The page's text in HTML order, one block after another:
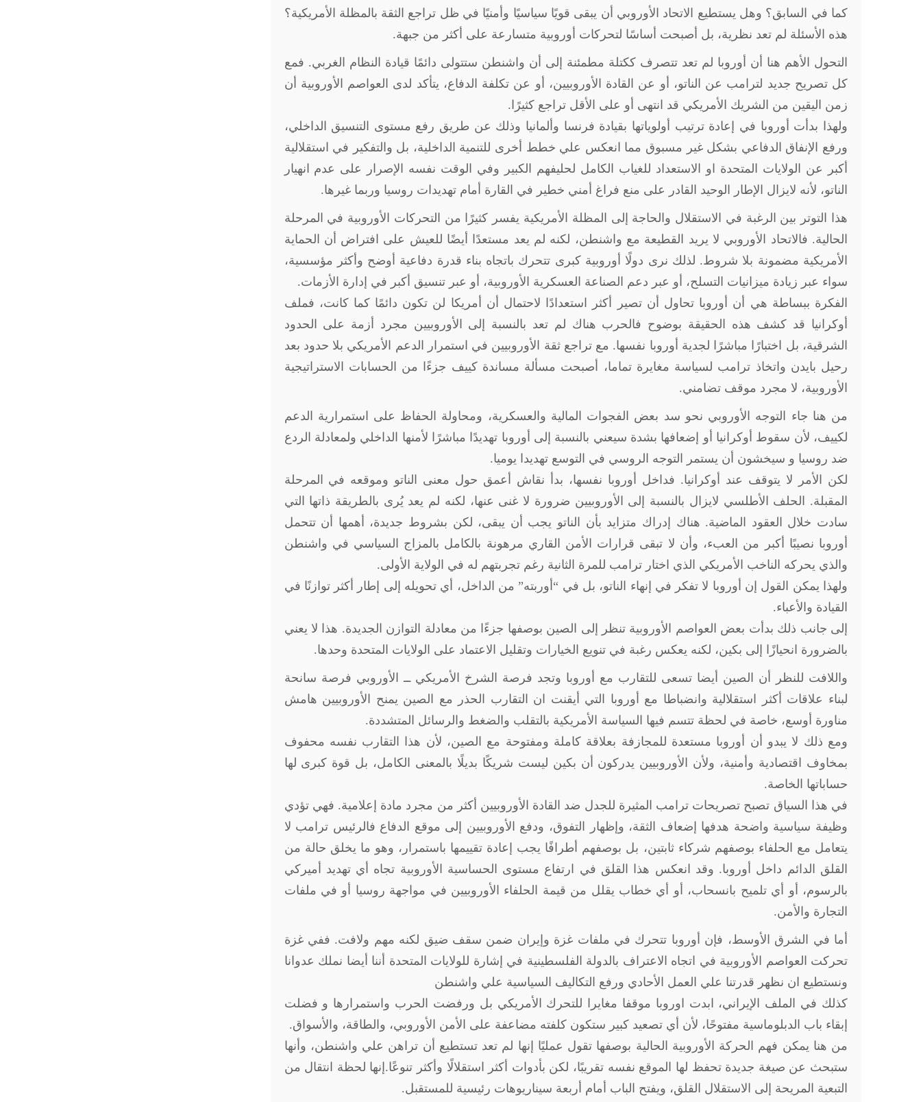
كما في السابق؟ وهل يستطيع الاتحاد الأوروبي أن يبقى قويًا سياسيًا وأمنيًا في ظل تراجع الثقة بالمظلة الأمريكية؟
هذه الأسئلة لم تعد نظرية، بل أصبحت أساسًا لتحركات أوروبية متسارعة على أكثر من جبهة.
التحول الأهم هنا أن أوروبا لم تعد تتصرف ككتلة مطمئنة إلى أن واشنطن ستتولى دائمًا قيادة النظام الغربي. فمع
كل تصريح جديد لترامب عن الناتو، أو عن القادة الأوروبيين، أو عن تكلفة الدفاع، يتأكد لدى العواصم الأوروبية أن
زمن اليقين من الشريك الأمريكي قد انتهى أو على الأقل تراجع كثيرًا .
ولهذا بدأت أوروبا في إعادة ترتيب أولوياتها بقيادة فرنسا وألمانيا وذلك عن طريق رفع مستوى التنسيق الداخلي،
ورفع الإنفاق الدفاعي بشكل غير مسبوق مما انعكس علي خطط أخرى للتنمية الداخلية، بل والتفكير في استقلالية
أكبر عن الولايات المتحدة او الاستعداد للغياب الكامل لحليفهم الكبير وفي الوقت نفسه الإصرار على عدم انهيار
الناتو، لأنه لايزال الإطار الوحيد القادر على منع فراغ أمني خطير في القارة أمام تهديدات روسيا وربما غيرها.
هذا التوتر بين الرغبة في الاستقلال والحاجة إلى المظلة الأمريكية يفسر كثيرًا من التحركات الأوروبية في المرحلة
الحالية. فالاتحاد الأوروبي لا يريد القطيعة مع واشنطن، لكنه لم يعد مستعدًا أيضًا للعيش على افتراض أن الحماية
الأمريكية مضمونة بلا شروط. لذلك نرى دولًا أوروبية كبرى تتحرك باتجاه بناء قدرة دفاعية أوضح وأكثر مؤسسية،
سواء عبر زيادة ميزانيات التسلح، أو عبر دعم الصناعة العسكرية الأوروبية، أو عبر تنسيق أكبر في إدارة الأزمات.
الفكرة ببساطة هي أن أوروبا تحاول أن تصير أكثر استعدادًا لاحتمال أن أمريكا لن تكون دائمًا كما كانت، فملف
أوكرانيا قد كشف هذه الحقيقة بوضوح فالحرب هناك لم تعد بالنسبة إلى الأوروبيين مجرد أزمة على الحدود
الشرقية، بل اختبارًا مباشرًا لجدية أوروبا نفسها. مع تراجع ثقة الأوروبيين في استمرار الدعم الأمريكي بلا حدود بعد
رحيل بايدن واتخاذ ترامب لسياسة مغايرة تماما، أصبحت مسألة مساندة كييف جزءًا من الحسابات الاستراتيجية
الأوروبية، لا مجرد موقف تضامني.
من هنا جاء التوجه الأوروبي نحو سد بعض الفجوات المالية والعسكرية، ومحاولة الحفاظ على استمرارية الدعم
لكييف، لأن سقوط أوكرانيا أو إضعافها بشدة سيعني بالنسبة إلى أوروبا تهديدًا مباشرًا لأمنها الداخلي ولمعادلة الردع
ضد روسيا و سيخشون أن يستمر التوجه الروسي في التوسع تهديدا يوميا.
لكن الأمر لا يتوقف عند أوكرانيا. فداخل أوروبا نفسها، بدأ نقاش أعمق حول معنى الناتو وموقعه في المرحلة
المقبلة. الحلف الأطلسي لايزال بالنسبة إلى الأوروبيين ضرورة لا غنى عنها، لكنه لم يعد يُرى بالطريقة ذاتها التي
سادت خلال العقود الماضية. هناك إدراك متزايد بأن الناتو يجب أن يبقى، لكن بشروط جديدة، أهمها أن تتحمل
أوروبا نصيبًا أكبر من العبء، وأن لا تبقى قرارات الأمن القاري مرهونة بالكامل بالمزاج السياسي في واشنطن
والذي يحركه الناخب الأمريكي الذي اختار ترامب للمرة الثانية رغم تجربتهم له في الولاية الأولى.
ولهذا يمكن القول إن أوروبا لا تفكر في إنهاء الناتو، بل في “أوربته” من الداخل، أي تحويله إلى إطار أكثر توازنًا في
القيادة والأعباء.
إلى جانب ذلك بدأت بعض العواصم الأوروبية تنظر إلى الصين بوصفها جزءًا من معادلة التوازن الجديدة. هذا لا يعني
بالضرورة انحيازًا إلى بكين، لكنه يعكس رغبة في تنويع الخيارات وتقليل الاعتماد على الولايات المتحدة وحدها.
واللافت للنظر أن الصين أيضا تسعى للتقارب مع أوروبا وتجد فرصة الشرخ الأمريكي ــ الأوروبي فرصة سانحة
لبناء علاقات أكثر استقلالية وانضباطا مع أوروبا التي أيقنت ان التقارب الحذر مع الصين يمنح الأوروبيين هامش
مناورة أوسع، خاصة في لحظة تتسم فيها السياسة الأمريكية بالتقلب والضغط والرسائل المتشددة.
ومع ذلك لا يبدو أن أوروبا مستعدة للمجازفة بعلاقة كاملة ومفتوحة مع الصين، لأن هذا التقارب نفسه محفوف
بمخاوف اقتصادية وأمنية، ولأن الأوروبيين يدركون أن بكين ليست شريكًا بديلًا بالمعنى الكامل، بل قوة كبرى لها
حساباتها الخاصة.
في هذا السياق تصبح تصريحات ترامب المثيرة للجدل ضد القادة الأوروبيين أكثر من مجرد مادة إعلامية. فهي تؤدي
وظيفة سياسية واضحة هدفها إضعاف الثقة، وإظهار التفوق، ودفع الأوروبيين إلى موقع الدفاع فالرئيس ترامب لا
يتعامل مع الحلفاء بوصفهم شركاء ثابتين، بل بوصفهم أطرافًا يجب إعادة تقييمها باستمرار، وهو ما يخلق حالة من
القلق الدائم داخل أوروبا. وقد انعكس هذا القلق في ارتفاع مستوى الحساسية الأوروبية تجاه أي تهديد أميركي
بالرسوم، أو أي تلميح بانسحاب، أو أي خطاب يقلل من قيمة الحلفاء الأوروبيين في مواجهة روسيا أو في ملفات
التجارة والأمن.
أما في الشرق الأوسط، فإن أوروبا تتحرك في ملفات غزة وإيران ضمن سقف ضيق لكنه مهم ولافت. ففي غزة
تحركت العواصم الأوروبية في اتجاه الاعتراف بالدولة الفلسطينية في إشارة للولايات المتحدة أننا أيضا نملك عدوانا
ونستطيع ان نظهر قدرتنا علي العمل الأحادي ورفع التكاليف السياسية علي واشنطن
كذلك في الملف الإيراني، ابدت اوروبا موقفا مغايرا للتحرك الأمريكي بل ورفضت الحرب واستمرارها و فضلت
إبقاء باب الدبلوماسية مفتوحًا، لأن أي تصعيد كبير ستكون كلفته مضاعفة على الأمن الأوروبي، والطاقة، والأسواق.
من هنا يمكن فهم الحركة الأوروبية الحالية بوصفها تقول عمليًا إنها لم تعد تستطيع أن تراهن علي واشنطن، وأنها
ستبحث عن صيغة جديدة تحفظ لها الموقع نفسه تقريبًا، لكن بأدوات أكثر استقلالًا وأكثر تنوعًا. إنها لحظة انتقال من
التبعية المريحة إلى الاستقلال القلق، ويفتح الباب أمام أربعة سيناريوهات رئيسية للمستقبل.